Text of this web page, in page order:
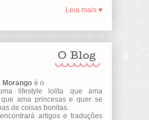
Leia mais ♥
Morango é o
lifestyle lolita que ama
que ama princesas e quer se
de coisas bonitas.
artigos e traduções